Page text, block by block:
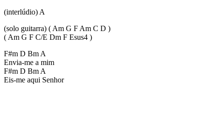
(interlúdio) A
(solo guitarra) ( Am G F Am C D )
( Am G F C/E Dm F Esus4 )
F#m D Bm A
Envia-me a mim
F#m D Bm A
Eis-me aqui Senhor